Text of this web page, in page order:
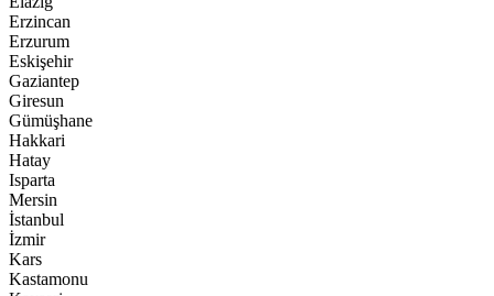
Erzincan
Erzurum
Eskişehir
Gaziantep
Giresun
Gümüşhane
Hakkari
Hatay
Isparta
Mersin
İstanbul
İzmir
Kars
Kastamonu